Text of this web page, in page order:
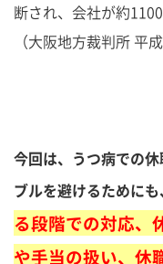
断され、会社が約
（大阪地方裁判所 平
今回は、うつ病での
ブルを避けるためにも
る段階での対応、
や手当の扱い、休